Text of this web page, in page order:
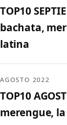
TOP10
bachata,
latina
AGOSTO 2022
TOP10
merengue,